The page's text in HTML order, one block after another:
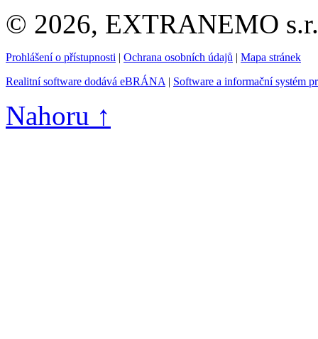
© 2026, EXTRANEMO
Prohlášení o přístupnosti | Ochrana osobních údajů | Mapa stránek
Realitní software dodává eBRÁNA | Software a informační systém
Nahoru ↑